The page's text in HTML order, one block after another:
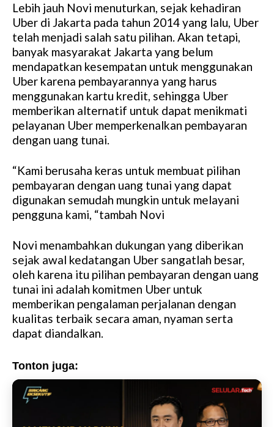
M
u
t
e
Lebih jauh Novi menuturkan, sejak kehadiran
Uber di Jakarta pada tahun 2014 yang lalu, Uber
telah menjadi salah satu pilihan. Akan tetapi,
banyak masyarakat Jakarta yang belum
mendapatkan kesempatan untuk menggunakan
Uber karena pembayarannya yang harus
menggunakan kartu kredit, sehingga Uber
memberikan alternatif untuk dapat menikmati
pelayanan Uber memperkenalkan pembayaran
dengan uang tunai.
“Kami berusaha keras untuk membuat pilihan
pembayaran dengan uang tunai yang dapat
digunakan semudah mungkin untuk melayani
pengguna kami, “tambah Novi
Novi menambahkan dukungan yang diberikan
sejak awal kedatangan Uber sangatlah besar,
oleh karena itu pilihan pembayaran dengan uang
tunai ini adalah komitmen Uber untuk
memberikan pengalaman perjalanan dengan
kualitas terbaik secara aman, nyaman serta
dapat diandalkan.
Tonton juga: